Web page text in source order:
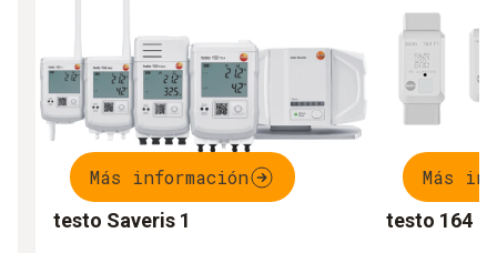
Más información
testo Saveris 1
Más
testo 164